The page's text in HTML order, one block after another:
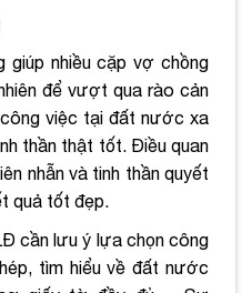
nhiều cặp vợ chồng
để vượt qua rào cản
việc tại đất nước xa
thần thật tốt. Điều quan
nhẫn và tinh thần quyết
quả tốt đẹp.
cần lưu ý lựa chọn công
tìm hiểu về đất nước